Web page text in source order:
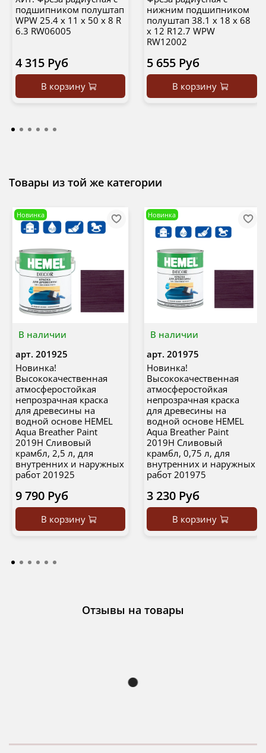
подшипником полуштап
WPW 25.4 x 11 x 50 x 8 R
6.3 RW06005
4 315 Руб
В корзину
нижним подшипником
полуштап 38.1 x 18 x 68
x 12 R12.7 WPW
RW12002
5 655 Руб
В корзину
Товары из той же категории
В наличии
Новинка
арт. 201925
Новинка!
Высококачественная
атмосферостойкая
непрозрачная краска
для древесины на
водной основе HEMEL
Aqua Breather Paint
2019H Сливовый
крамбл, 2,5 л, для
внутренних и наружных
работ 201925
9 790 Руб
В корзину
В наличии
Новинка
арт. 201975
Новинка!
Высококачественная
атмосферостойкая
непрозрачная краска
для древесины на
водной основе HEMEL
Aqua Breather Paint
2019H Сливовый
крамбл, 0,75 л, для
внутренних и наружных
работ 201975
3 230 Руб
В корзину
Отзывы на товары